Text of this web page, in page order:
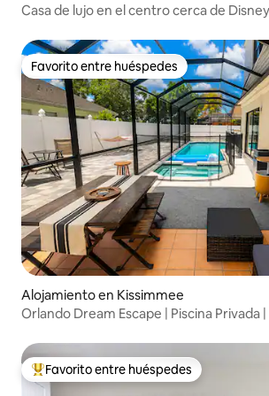
Casa de lujo en el centro cerca de
Favorito entre huéspedes
Favorito entre huéspedes
Alojamiento en Kissimmee
Orlando Dream Escape | Piscina Privada
Favorito entre huéspedes preferido
Favorito entre huéspedes